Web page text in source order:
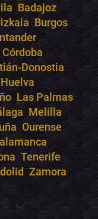
Badajoz
Burgos
Córdoba
Donostia
Huelva
Las Palmas
Melilla
Ourense
Tenerife
Zamora